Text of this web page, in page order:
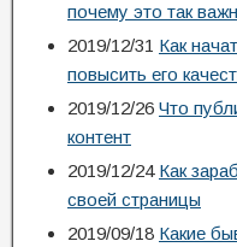
почему это так
2019/12/31 Как
повысить его
2019/12/26 Что
контент
2019/12/24 Как
своей страницы
2019/09/18 Какие